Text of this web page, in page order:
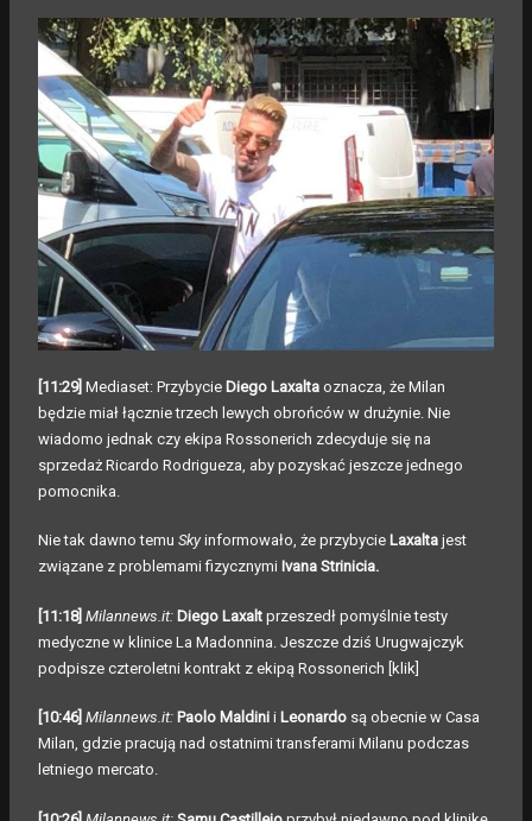
[11:29] Mediaset: Przybycie Diego Laxalta oznacza, że Milan
będzie miał łącznie trzech lewych obrońców w drużynie. Nie
wiadomo jednak czy ekipa Rossonerich zdecyduje się na
sprzedaż Ricardo Rodrigueza, aby pozyskać jeszcze jednego
pomocnika.
Nie tak dawno temu Skyinformowało, że przybycie Laxalta jest
związane z problemami fizycznymi Ivana Strinicia.
[11:18] Milannews.it: Diego Laxalt przeszedł pomyślnie testy
medyczne w klinice La Madonnina. Jeszcze dziś Urugwajczyk
podpisze czteroletni kontrakt z ekipą Rossonerich [klik]
[10:46] Milannews.it: Paolo Maldini i Leonardo są obecnie w Casa
Milan, gdzie pracują nad ostatnimi transferami Milanu podczas
letniego mercato.